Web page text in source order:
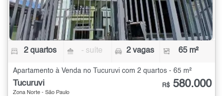
2 quartos - suíte 2 vagas 65 m²
Apartamento à Venda no Tucuruvi com 2 quartos - 65 m²
Tucuruvi
Zona Norte - São Paulo
R$ 580.000